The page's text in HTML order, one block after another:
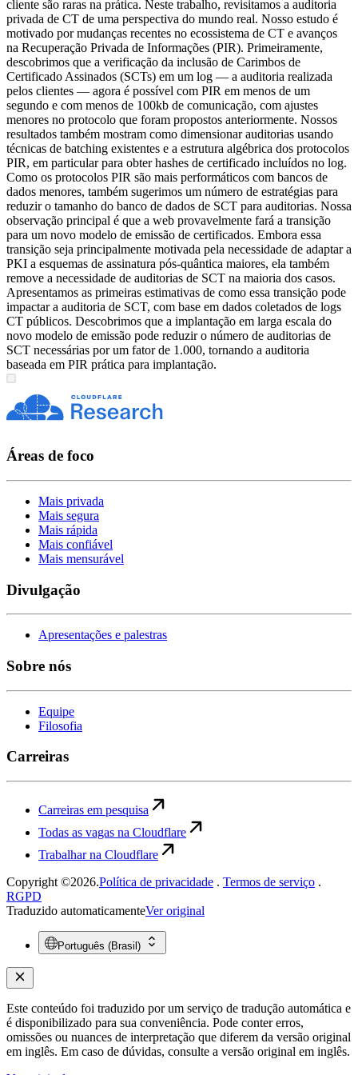
cliente são raras na prática. Neste trabalho, revisitamos a auditoria
privada de CT de uma perspectiva do mundo real. Nosso estudo é
motivado por mudanças recentes no ecossistema de CT e avanços
na Recuperação Privada de Informações (PIR). Primeiramente,
descobrimos que a verificação da inclusão de Carimbos de
Certificado Assinados (SCTs) em um log — a auditoria realizada
pelos clientes — agora é possível com PIR em menos de um
segundo e com menos de 100kb de comunicação, com ajustes
menores no protocolo que foram propostos anteriormente. Nossos
resultados também mostram como dimensionar auditorias usando
técnicas de batching existentes e a estrutura algébrica dos protocolos
PIR, em particular para obter hashes de certificado incluídos no log.
Como os protocolos PIR são mais performáticos com bancos de
dados menores, também sugerimos um número de estratégias para
reduzir o tamanho do banco de dados de SCT para auditorias. Nossa
observação principal é que a web provavelmente fará a transição
para um novo modelo de emissão de certificados. Embora essa
transição seja principalmente motivada pela necessidade de adaptar a
PKI a esquemas de assinatura pós-quântica maiores, ela também
remove a necessidade de auditorias de SCT na maioria dos casos.
Apresentamos as primeiras estimativas de como essa transição pode
impactar a auditoria de SCT, com base em dados coletados de logs
CT públicos. Descobrimos que a implantação em larga escala do
novo modelo de emissão pode reduzir o número de auditorias de
SCT necessárias por um fator de 1.000, tornando a auditoria
baseada em PIR prática para implantação.
Áreas de foco
Mais privada
Mais segura
Mais rápida
Mais confiável
Mais mensurável
Divulgação
Apresentações e palestras
Sobre nós
Equipe
Filosofia
Carreiras
Carreiras em pesquisa
Todas as vagas na Cloudflare
Trabalhar na Cloudflare
Copyright ©2026.Política de privacidade . Termos de serviço .
RGPD
Traduzido automaticamenteVer original
Português (Brasil)
Este conteúdo foi traduzido por um serviço de tradução automática e
é disponibilizado para sua conveniência. Pode conter erros,
omissões ou nuances de interpretação que diferem da versão original
em inglês. Em caso de dúvidas, consulte a versão original em inglês.